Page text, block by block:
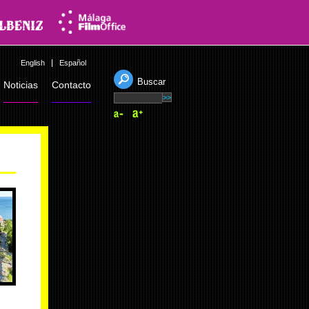
Español
English
Noticias Contacto Buscar